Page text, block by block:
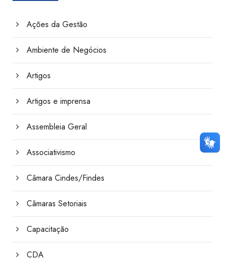
Ações da Gestão
Ambiente de Negócios
Artigos
Artigos e imprensa
Assembleia Geral
Associativismo
Câmara Cindes/Findes
Câmaras Setoriais
Capacitação
CDA